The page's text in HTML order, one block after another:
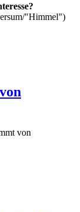
"Himmel")
von